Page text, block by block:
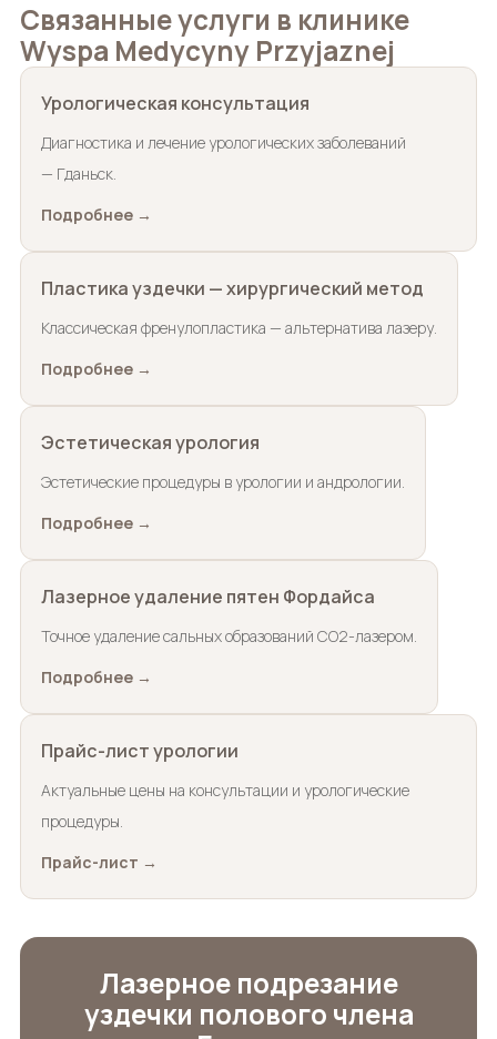
Связанные услуги в клинике
Wyspa Medycyny Przyjaznej
Урологическая консультация
Диагностика и лечение урологических заболеваний
— Гданьск.
Подробнее →
Пластика уздечки — хирургический метод
Классическая френулопластика — альтернатива лазеру.
Подробнее →
Эстетическая урология
Эстетические процедуры в урологии и андрологии.
Подробнее →
Лазерное удаление пятен Фордайса
Точное удаление сальных образований CO2-лазером.
Подробнее →
Прайс-лист урологии
Актуальные цены на консультации и урологические
процедуры.
Прайс-лист →
Лазерное подрезание
уздечки полового члена